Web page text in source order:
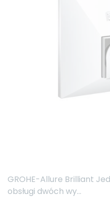
GROHE-Allure Brilliant
obsługi dwóch wy...